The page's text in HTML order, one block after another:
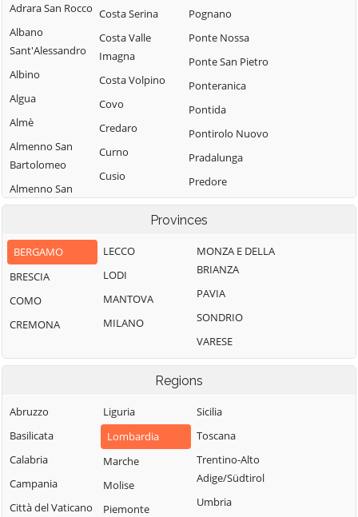
Adrara San Rocco
Albano
Sant'Alessandro
Albino
Algua
Almè
Almenno San
Bartolomeo
Almenno San
Salvatore
Lombardo
Ambivere
Antegnate
Arcene
Aviatico
Azzano San
Paolo
Azzone
Bagnatica
Costa Serina
Costa Valle
Imagna
Costa Volpino
Covo
Credaro
Curno
Cusio
Dalmine
Endine Gaiano
Entratico
Fara Gera d'Adda
Fara Olivana con
Filago
Fino del Monte
Fiorano al Serio
Fontanella
Fonteno
Foppolo
Foresto Sparso
Pognano
Ponte Nossa
Ponte San Pietro
Ponteranica
Pontida
Pontirolo Nuovo
Pradalunga
Predore
Premolo
Presezzo
Pumenengo
Ranica
Ranzanico
Riva di Solto
Rogno
Roncobello
Roncola
Rota d'Imagna
Rovetta
Provinces
BERGAMO
BRESCIA
COMO
CREMONA
LECCO
LODI
MANTOVA
MILANO
MONZA E DELLA
BRIANZA
PAVIA
SONDRIO
VARESE
Regions
Abruzzo
Basilicata
Calabria
Campania
Città del Vaticano
Liguria
Lombardia
Marche
Molise
Piemonte
Sicilia
Toscana
Trentino-Alto
Adige/Südtirol
Umbria